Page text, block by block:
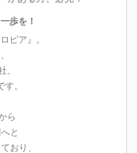
歩を！
ピア』。
、
。
ら
と
おり、